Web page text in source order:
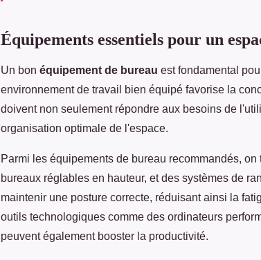
Équipements essentiels pour un
Un bon équipement de bureau est fondamental
environnement de travail bien équipé favorise la
doivent non seulement répondre aux besoins de
organisation optimale de l'espace.
Parmi les équipements de bureau recommandés,
bureaux réglables en hauteur, et des systèmes de
maintenir une posture correcte, réduisant ainsi la
outils technologiques comme des ordinateurs
peuvent également booster la productivité.